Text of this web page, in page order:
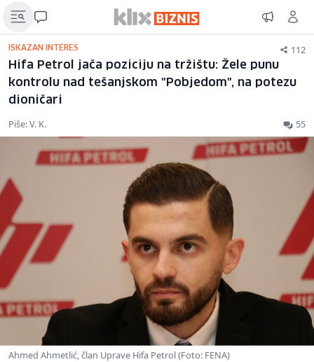
ISKAZAN INTERES 112
Hifa Petrol jača poziciju na tržištu: Žele punu
kontrolu nad tešanjskom "Pobjedom", na potezu
dioničari
Piše: V. K. 55
Ahmed Ahmetlić, član Uprave Hifa Petrol (Foto: FENA)